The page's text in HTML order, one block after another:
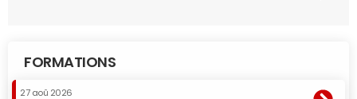
FORMATIONS
27 aoû 2026